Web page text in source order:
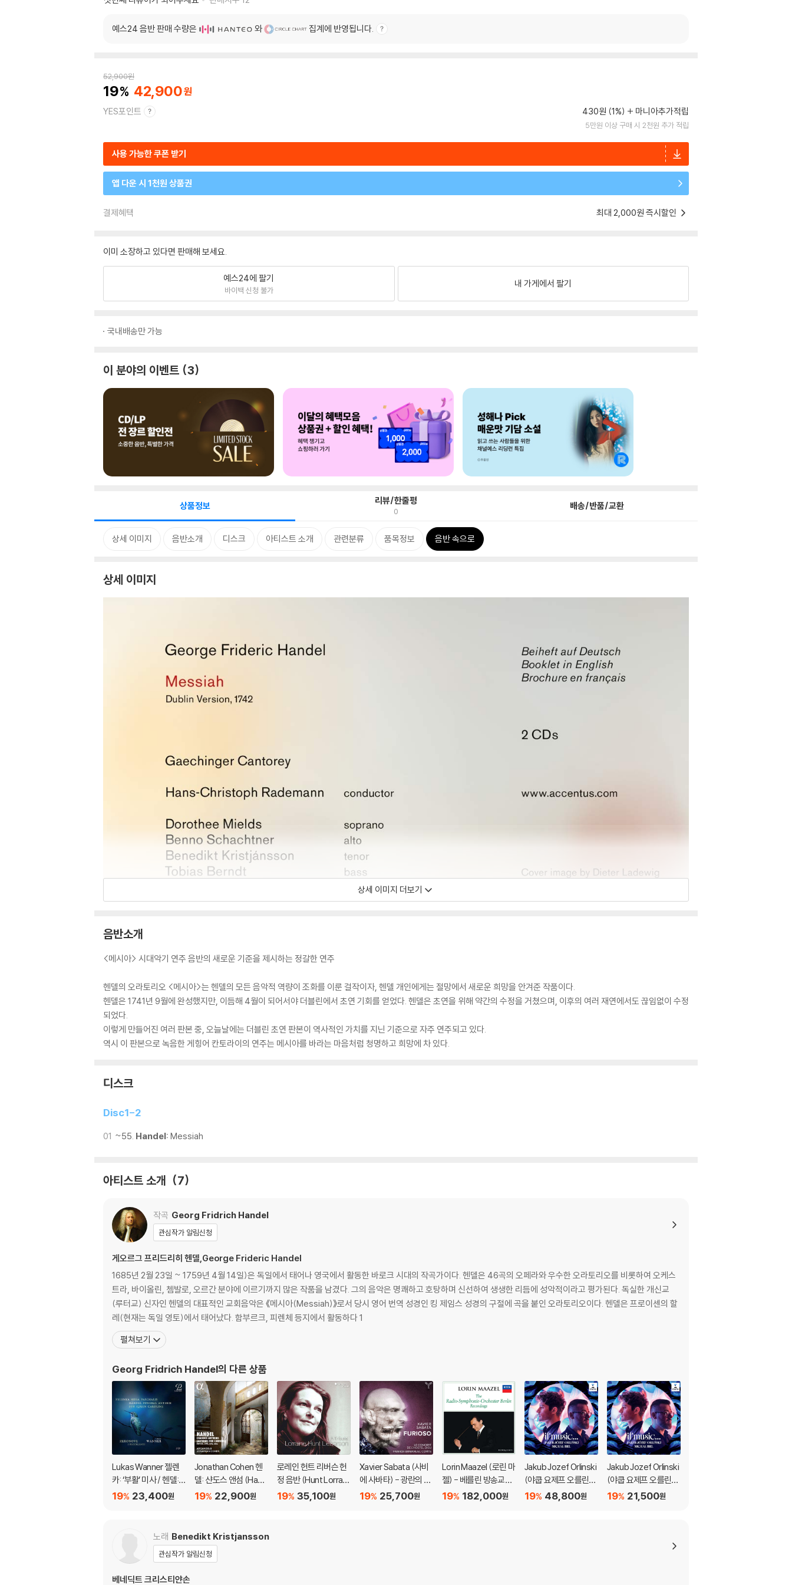
예스24 음반 판매 수량은 와 집계에 반영됩니다.
52,900원
19 42,900
YES포인트 430원 (1%) 마니아추가적립
5만원 이상 구매 시 2천원 추가 적립
사용 가능한 쿠폰 받기
앱 다운 시 1천원 상품권
결제혜택 최대 2,000원 즉시할인
이미 소장하고 있다면 판매해 보세요.
예스24에 팔기
바이백 신청 불가
내 가게에서 팔기
국내배송만 가능
이 분야의 이벤트 3
상품정보 리뷰/한줄평
0 배송/반품/교환
상세 이미지 음반소개 디스크 아티스트 소개 관련분류 품목정보 음반 속으로
상세 이미지
상세 이미지 더보기
음반소개
<메시아> 시대악기 연주 음반의 새로운 기준을 제시하는 정갈한 연주
헨델의 오라토리오 <메시아>는 헨델의 모든 음악적 역량이 조화를 이룬 걸작이자, 헨델 개인에게는 절망에서 새로운 희망을 안겨준 작품이다.
헨델은 1741년 9월에 완성했지만, 이듬해 4월이 되어서야 더블린에서 초연 기회를 얻었다. 헨델은 초연을 위해 약간의 수정을 거쳤으며, 이후의 여러 재연에서도 끊임없이 수정
되었다.
이렇게 만들어진 여러 판본 중, 오늘날에는 더블린 초연 판본이 역사적인 가치를 지닌 기준으로 자주 연주되고 있다.
역시 이 판본으로 녹음한 게힝어 칸토라이의 연주는 메시아를 바라는 마음처럼 청명하고 희망에 차 있다.
디스크
Disc1-2
01 ~55. Handel: Messiah
아티스트 소개 7
작곡 Georg Fridrich Handel
관심작가 알림신청
게오르그 프리드리히 헨델,George Frideric Handel
1685년 2월 23일 ~ 1759년 4월 14일)은 독일에서 태어나 영국에서 활동한 바로크 시대의 작곡가이다. 헨델은 46곡의 오페라와 우수한 오라토리오를 비롯하여 오케스
트라, 바이올린, 쳄발로, 오르간 분야에 이르기까지 많은 작품을 남겼다. 그의 음악은 명쾌하고 호탕하며 신선하여 생생한 리듬에 성악적이라고 평가된다. 독실한 개신교
(루터교) 신자인 헨델의 대표적인 교회음악은 《메시아(Messiah)》로서 당시 영어 번역 성경인 킹 제임스 성경의 구절에 곡을 붙인 오라토리오이다. 헨델은 프로이센의 할
레(현재는 독일 영토)에서 태어났다. 함부르크, 피렌체 등지에서 활동하다 1
펼쳐보기
Georg Fridrich Handel의 다른 상품
Lukas Wanner 젤렌
카: ‘부활’ 미사 / 헨델:
‘캐롤라인 왕비를 위한
Handel: Funeral Ant
hem for Queen Car
oline)
23,400원
19%
Jonathan Cohen 헨
델: 샨도스 앤섬 (Hand
el: Chandos Anthe
22,900원
19%
로레인 헌트 리버슨 헌
정 음반 (Hunt Lorrain
e Lieberson Tribut
35,100원
19%
Xavier Sabata (사비
에 사바타) - 광란의 오
를란도 (Furioso)
25,700원
19%
Lorin Maazel (로린 마
젤) - 베를린 방송교향
악단 녹음 (The Radio
182,000원
19%
Jakub Jozef Orlinski
(야쿱 요제프 오를린스
키) - 만약 음악이라면
48,800원
19%
Jakub Jozef Orlinski
(야쿱 요제프 오를린스
키) - 만약 음악이라면
21,500원
19%
노래 Benedikt Kristjansson
관심작가 알림신청
베네딕트 크리스티얀손